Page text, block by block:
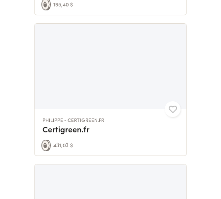
195,40 $
PHILIPPE - CERTIGREEN.FR
Certigreen.fr
431,03 $